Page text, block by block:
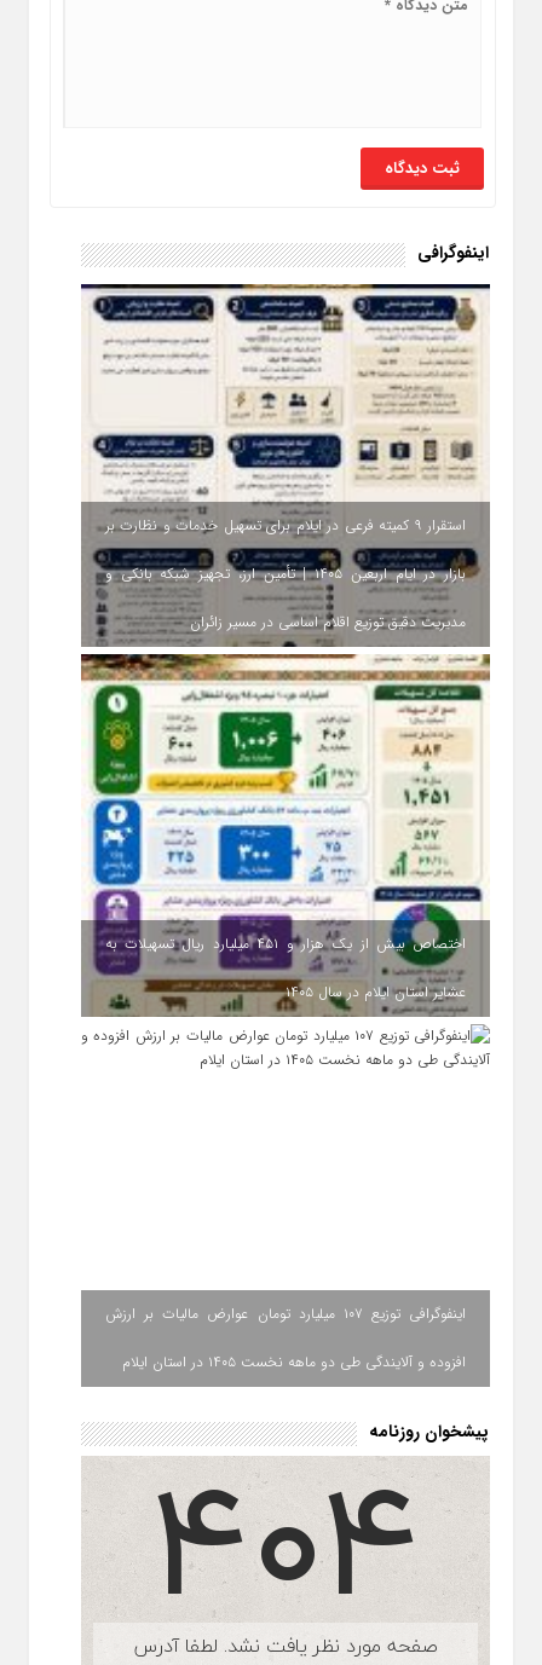
اینفوگرافی
استقرار ۹ کمیته فرعی در ایلام برای تسهیل خدمات و نظارت بر
بازار در ایام اربعین ۱۴۰۵ | تأمین ارز، تجهیز شبکه بانکی و
مدیریت دقیق توزیع اقلام اساسی در مسیر زائران
اختصاص بیش از یک هزار و ۴۵۱ میلیارد ریال تسهیلات به
عشایر استان ایلام در سال ۱۴۰۵
اینفوگرافی توزیع ۱۰۷ میلیارد تومان عوارض مالیات بر ارزش
افزوده و آلایندگی طی دو ماهه نخست ۱۴۰۵ در استان ایلام
پیشخوان روزنامه